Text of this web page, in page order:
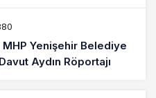
MHP Yenişehir Belediye
Aydın Röportajı